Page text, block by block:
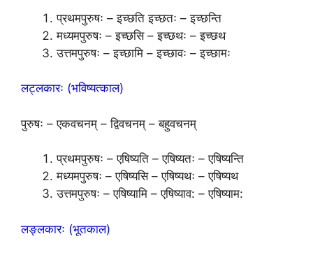
प्रथमपुरुषः – इच्छति इच्छतः – इच्छन्ति
मध्यमपुरुषः – इच्छसि – इच्छथः – इच्छथ
उत्तमपुरुषः – इच्छामि – इच्छावः – इच्छामः
लट्लकारः (भविष्यत्काल)
पुरुषः – एकवचनम् – द्विवचनम् – बहुवचनम्
प्रथमपुरुषः – एषिष्यति – एषिष्यतः – एषिष्यन्ति
मध्यमपुरुषः – एषिष्यसि – एषिष्यथः – एषिष्यथ
उत्तमपुरुषः – एषिष्यामि – एषिष्याव: – एषिष्याम:
लङ्लकारः (भूतकाल)